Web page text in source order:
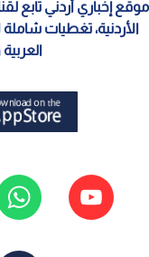
موقع إخباري أردني تابع
الأردنية، تغطيات